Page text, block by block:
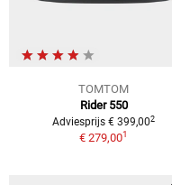
TOMTOM
Rider 550
Adviesprijs € 399,002
€ 279,001